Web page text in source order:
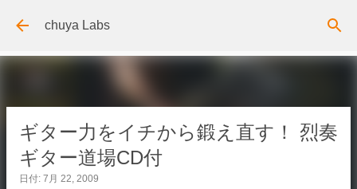
スキップしてメイン コンテンツに移動
chuya Labs
ギター力をイチから鍛え直す！ 烈奏
ギター道場CD付
日付: 7月 22, 2009